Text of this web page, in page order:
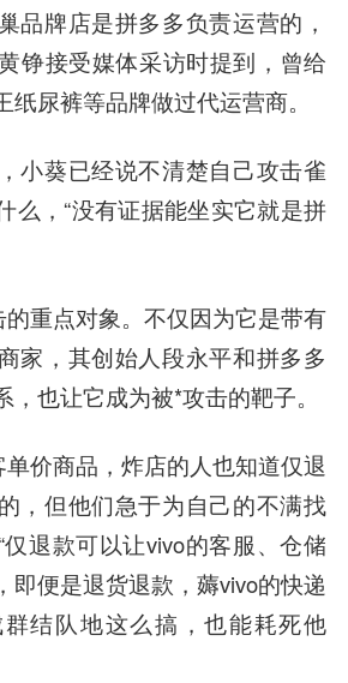
品牌店是拼多多负责运营的，
铮接受媒体采访时提到，曾给
尿裤等品牌做过代运营商。
小葵已经说不清楚自己攻击雀
么，“没有证据能坐实它就是拼
重点对象。不仅因为它是带有
家，其创始人段永平和拼多多
也让它成为被*攻击的靶子。
价商品，炸店的人也知道仅退
，但他们急于为自己的不满找
退款可以让vivo的客服、仓储
即便是退货退款，薅vivo的快递
结队地这么搞，也能耗死他